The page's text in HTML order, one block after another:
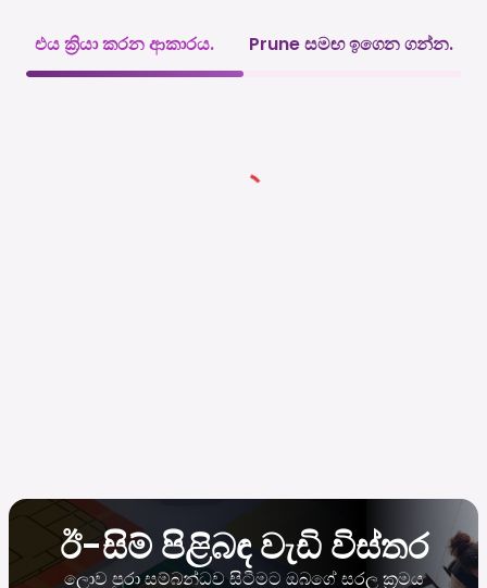
එය ක්‍රියා කරන ආකාරය. Prune සමඟ ඉගෙන ගන්න.
ඊ-සිම් පිළිබඳ වැඩි විස්තර
ලොව පුරා සම්බන්ධව සිටීමට ඔබගේ සරල ක්‍රමය